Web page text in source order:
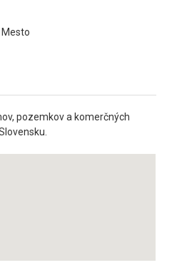
pozemkov a komerčných